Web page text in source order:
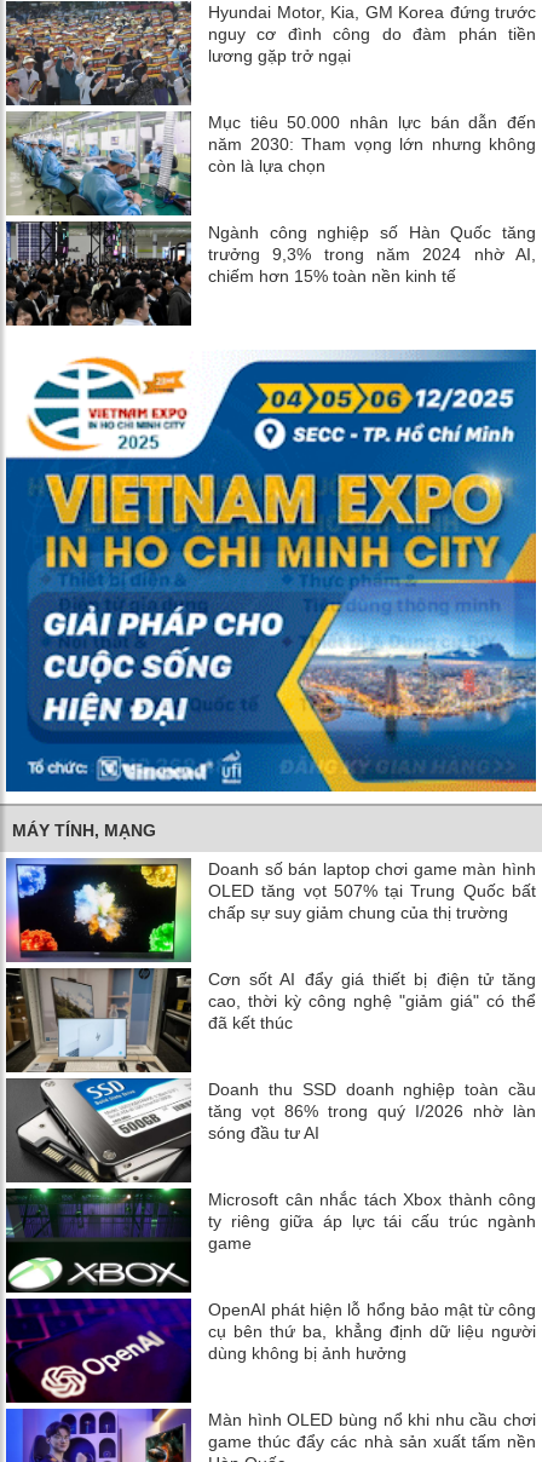
Hyundai Motor, Kia, GM Korea đứng trước
nguy cơ đình công do đàm phán tiền
lương gặp trở ngại
Mục tiêu 50.000 nhân lực bán dẫn đến
năm 2030: Tham vọng lớn nhưng không
còn là lựa chọn
Ngành công nghiệp số Hàn Quốc tăng
trưởng 9,3% trong năm 2024 nhờ AI,
chiếm hơn 15% toàn nền kinh tế
MÁY TÍNH, MẠNG
Doanh số bán laptop chơi game màn hình
OLED tăng vọt 507% tại Trung Quốc bất
chấp sự suy giảm chung của thị trường
Cơn sốt AI đẩy giá thiết bị điện tử tăng
cao, thời kỳ công nghệ "giảm giá" có thể
đã kết thúc
Doanh thu SSD doanh nghiệp toàn cầu
tăng vọt 86% trong quý I/2026 nhờ làn
sóng đầu tư AI
Microsoft cân nhắc tách Xbox thành công
ty riêng giữa áp lực tái cấu trúc ngành
game
OpenAI phát hiện lỗ hổng bảo mật từ công
cụ bên thứ ba, khẳng định dữ liệu người
dùng không bị ảnh hưởng
Màn hình OLED bùng nổ khi nhu cầu chơi
game thúc đẩy các nhà sản xuất tấm nền